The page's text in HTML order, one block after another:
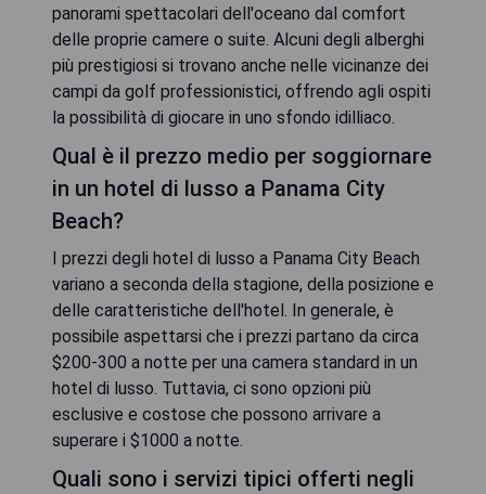
panorami spettacolari dell'oceano dal comfort
delle proprie camere o suite. Alcuni degli alberghi
più prestigiosi si trovano anche nelle vicinanze dei
campi da golf professionistici, offrendo agli ospiti
la possibilità di giocare in uno sfondo idilliaco.
Qual è il prezzo medio per soggiornare
in un hotel di lusso a Panama City
Beach?
I prezzi degli hotel di lusso a Panama City Beach
variano a seconda della stagione, della posizione e
delle caratteristiche dell'hotel. In generale, è
possibile aspettarsi che i prezzi partano da circa
$200-300 a notte per una camera standard in un
hotel di lusso. Tuttavia, ci sono opzioni più
esclusive e costose che possono arrivare a
superare i $1000 a notte.
Quali sono i servizi tipici offerti negli